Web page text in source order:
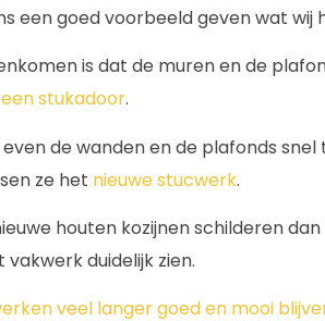
een goed voorbeeld geven wat wij
is dat de muren en de
een stukadoor.
de wanden en de plafonds snel
ze het nieuwe stucwerk.
houten kozijnen schilderen
duidelijk zien.
veel langer goed en mooi